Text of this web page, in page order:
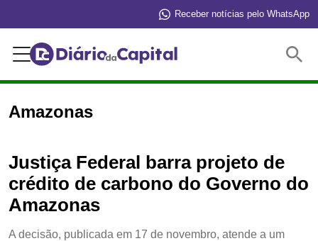
Receber notícias pelo WhatsApp
Amazonas
Justiça Federal barra projeto de
crédito de carbono do Governo do
Amazonas
A decisão, publicada em 17 de novembro, atende a um